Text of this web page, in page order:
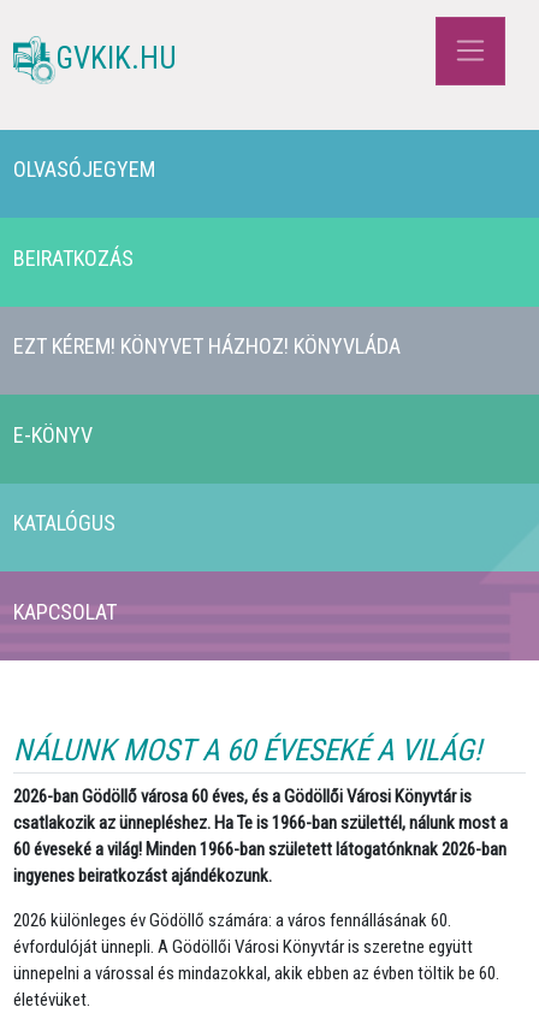
GVKIK.HU
OLVASÓJEGYEM
BEIRATKOZÁS
EZT KÉREM! KÖNYVET HÁZHOZ! KÖNYVLÁDA
E-KÖNYV
KATALÓGUS
KAPCSOLAT
NÁLUNK MOST A 60 ÉVESEKÉ A VILÁG!
2026-ban Gödöllő városa 60 éves, és a Gödöllői Városi Könyvtár is
csatlakozik az ünnepléshez. Ha Te is 1966-ban születtél, nálunk most a
60 éveseké a világ! Minden 1966-ban született látogatónknak 2026-ban
ingyenes beiratkozást ajándékozunk.
2026 különleges év Gödöllő számára: a város fennállásának 60.
évfordulóját ünnepli. A Gödöllői Városi Könyvtár is szeretne együtt
ünnepelni a várossal és mindazokkal, akik ebben az évben töltik be 60.
életévüket.